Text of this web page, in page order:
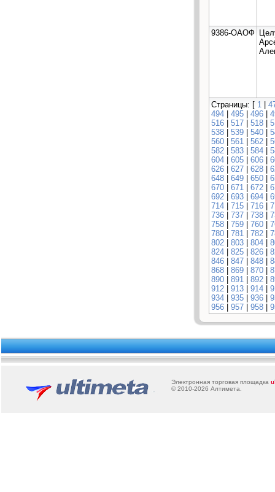
9386-ОАОФ
Страницы: [ 1 |
494 | 495 | 496 |
516 | 517 | 518 |
538 | 539 | 540 |
560 | 561 | 562 |
582 | 583 | 584 |
604 | 605 | 606 |
626 | 627 | 628 |
648 | 649 | 650 |
670 | 671 | 672 |
692 | 693 | 694 |
714 | 715 | 716 |
736 | 737 | 738 |
758 | 759 | 760 |
780 | 781 | 782 |
802 | 803 | 804 |
824 | 825 | 826 |
846 | 847 | 848 |
868 | 869 | 870 |
890 | 891 | 892 |
912 | 913 | 914 |
934 | 935 | 936 |
956 | 957 | 958 |
Электронная торговая площадка u
© 2010-2026 Алтимета